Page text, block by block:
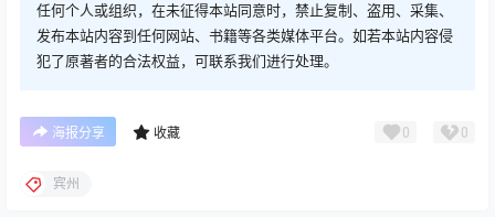
任何个人或组织，在未征得本站同意时，禁止复制、盗用、采集、
发布本站内容到任何网站、书籍等各类媒体平台。如若本站内容侵
犯了原著者的合法权益，可联系我们进行处理。
海报分享 收藏 0 0
宾州